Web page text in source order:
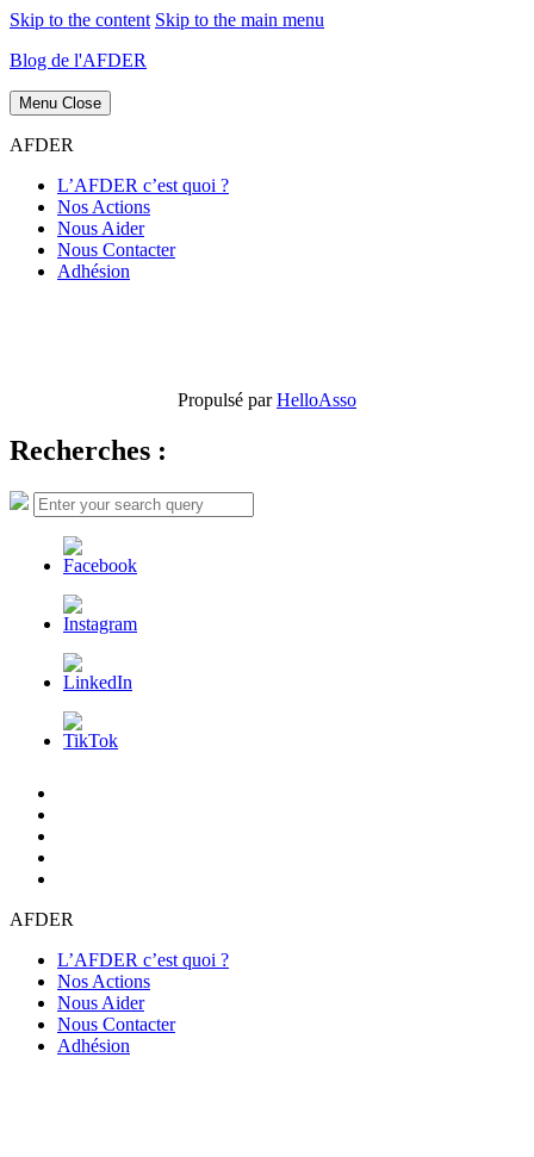
Skip to the content Skip to the main menu
Blog de l'AFDER
Menu Close
AFDER
L’AFDER c’est quoi ?
Nos Actions
Nous Aider
Nous Contacter
Adhésion
Propulsé parHelloAsso
Recherches :
Search
for:
Search
AFDER
L’AFDER c’est quoi ?
Nos Actions
Nous Aider
Nous Contacter
Adhésion